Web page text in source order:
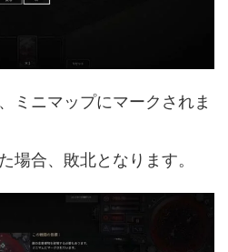
ミニマップにマークされま
場合、敗北となります。